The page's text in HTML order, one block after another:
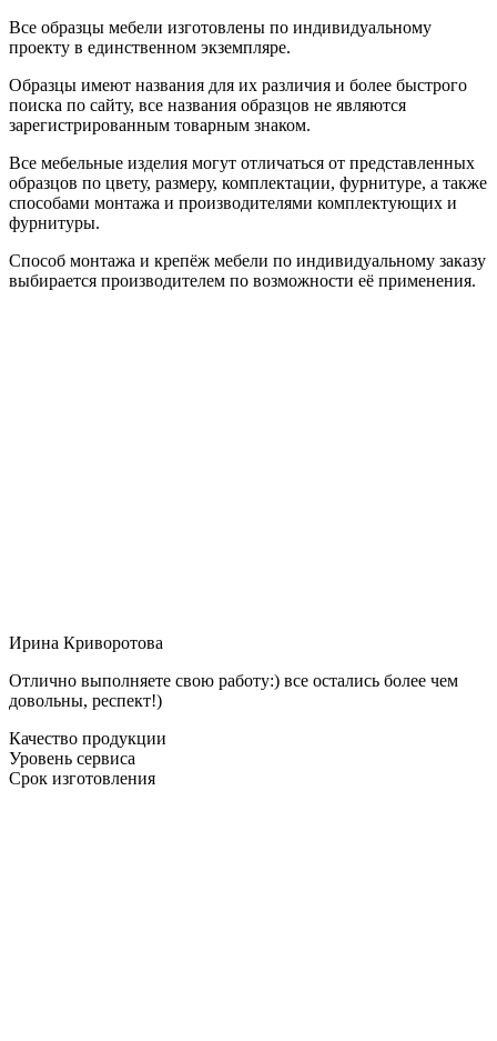
Все образцы мебели изготовлены по индивидуальному
проекту в единственном экземпляре.
Образцы имеют названия для их различия и более быстрого
поиска по сайту, все названия образцов не являются
зарегистрированным товарным знаком.
Все мебельные изделия могут отличаться от представленных
образцов по цвету, размеру, комплектации, фурнитуре, а также
способами монтажа и производителями комплектующих и
фурнитуры.
Способ монтажа и крепёж мебели по индивидуальному заказу
выбирается производителем по возможности её применения.
Ирина Криворотова
Отлично выполняете свою работу:) все остались более чем
довольны, респект!)
Качество продукции
Уровень сервиса
Срок изготовления